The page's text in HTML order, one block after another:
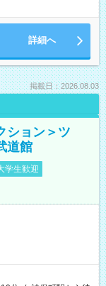
詳細へ
掲載日：2026.08.03
ション＞ツ
道館
学生歓迎